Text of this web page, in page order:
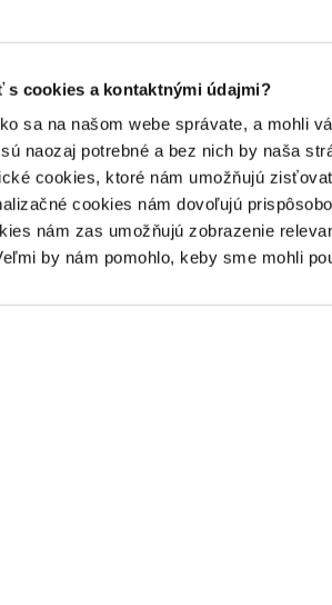
s cookies a kontaktnými údajmi?
sa na našom webe správate, a mohli
naozaj potrebné a bez nich by naša
cookies, ktoré nám umožňujú
cookies nám dovoľujú
nám zas umožňujú zobrazenie
by nám pomohlo, keby sme mohli
či seriálového spracovania. Asi nikoho
za rok 2020
a my vám opäť prinášame už tradičný
filmov a hudby, ktoré vás,
roku zaujali najviac. Nájdete v ňom mená,
inšpirujte sa.